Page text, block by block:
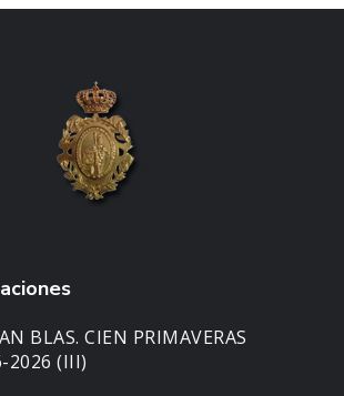
BLAS. CIEN PRIMAVERAS
2026 (III)